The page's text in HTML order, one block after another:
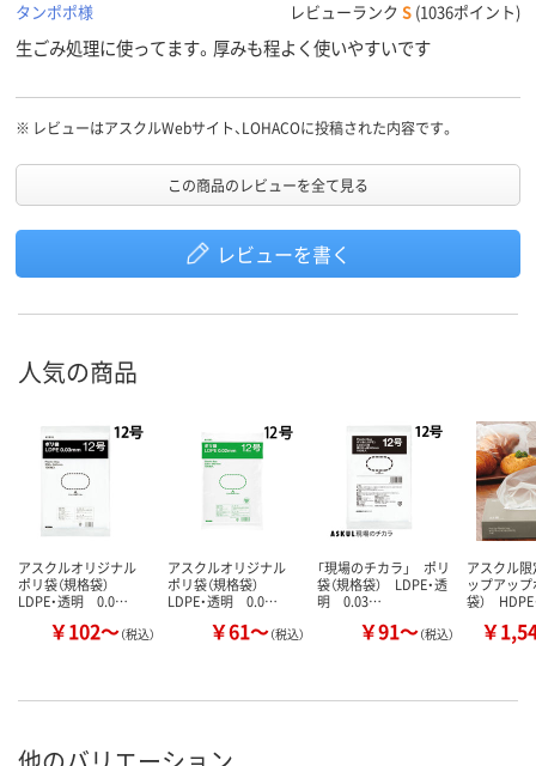
タンポポ様 レビューランク S (1036ポイント)
生ごみ処理に使ってます。厚みも程よく使いやすいです
※ レビューはアスクルWebサイト、LOHACOに投稿された内容です。
この商品のレビューを全て見る
レビューを書く
人気の商品
アスクルオリジナル
ポリ袋（規格袋）
LDPE・透明 0.0…
￥102～（税込）
アスクルオリジナル
ポリ袋（規格袋）
LDPE・透明 0.0…
￥61～（税込）
「現場のチカラ」 ポリ
袋（規格袋） LDPE・透
明 0.03…
￥91～（税込）
アスクル
ップアップ
袋）
￥